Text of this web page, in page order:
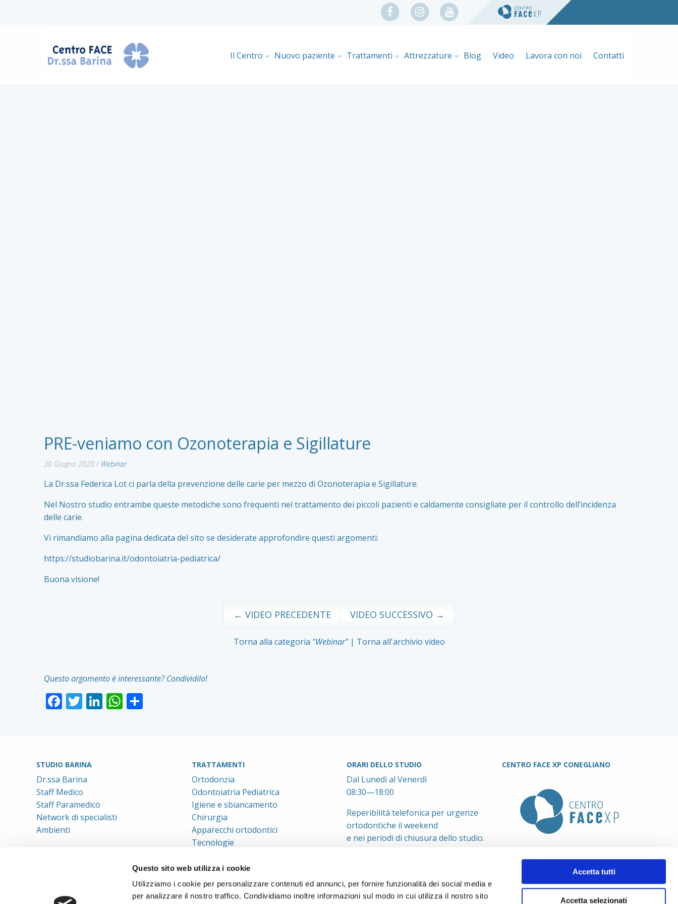
Questo sito web utilizza i cookie
Utilizziamo i cookie per personalizzare contenuti ed annunci, per fornire funzionalità dei social media e
per analizzare il nostro traffico. Condividiamo inoltre informazioni sul modo in cui utilizza il nostro sito
Accetta tutti
Accetta selezionati
Il Centro Nuovo paziente Trattamenti Attrezzature Blog Video Lavora con noi Contatti
PRE-veniamo con Ozonoterapia e Sigillature
30 Giugno 2020/ Webinar
La Dr.ssa Federica Lot ci parla della prevenzione delle carie per mezzo di Ozonoterapia e Sigillature.
Nel Nostro studio entrambe queste metodiche sono frequenti nel trattamento dei piccoli pazienti e caldamente consigliate per il controllo dell’incidenza
delle carie.
Vi rimandiamo alla pagina dedicata del sito se desiderate approfondire questi argomenti:
https://studiobarina.it/odontoiatria-pediatrica/
Buona visione!
← VIDEO PRECEDENTE VIDEO SUCCESSIVO →
Torna alla categoria "Webinar"| Torna all'archivio video
Questo argomento è interessante? Condividilo!
Facebook
Twitter
LinkedIn
WhatsApp
STUDIO BARINA
Dr.ssa Barina
Staff Medico
Staff Paramedico
Network di specialisti
Ambienti
TRATTAMENTI
Ortodonzia
Odontoiatria Pediatrica
Igiene e sbiancamento
Chirurgia
Apparecchi ortodontici
Tecnologie
ORARI DELLO STUDIO
Dal Lunedì al Venerdì
08:30—18:00
Reperibilità telefonica per urgenze
ortodontiche il weekend
e nei periodi di chiusura dello studio.
CENTRO FACE XP CONEGLIANO